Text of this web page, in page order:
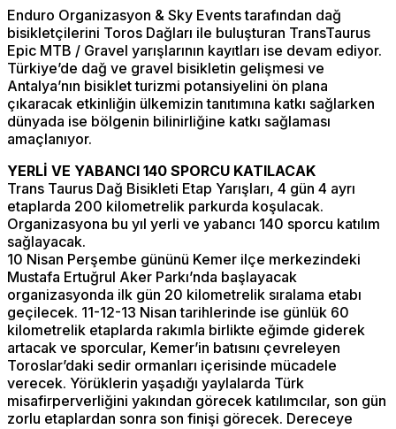
Enduro Organizasyon & Sky Events tarafından dağ
bisikletçilerini Toros Dağları ile buluşturan TransTaurus
Epic MTB / Gravel yarışlarının kayıtları ise devam ediyor.
Türkiye’de dağ ve gravel bisikletin gelişmesi ve
Antalya’nın bisiklet turizmi potansiyelini ön plana
çıkaracak etkinliğin ülkemizin tanıtımına katkı sağlarken
dünyada ise bölgenin bilinirliğine katkı sağlaması
amaçlanıyor.
YERLİ VE YABANCI 140 SPORCU KATILACAK
Trans Taurus Dağ Bisikleti Etap Yarışları, 4 gün 4 ayrı
etaplarda 200 kilometrelik parkurda koşulacak.
Organizasyona bu yıl yerli ve yabancı 140 sporcu katılım
sağlayacak.
10 Nisan Perşembe gününü Kemer ilçe merkezindeki
Mustafa Ertuğrul Aker Parkı’nda başlayacak
organizasyonda ilk gün 20 kilometrelik sıralama etabı
geçilecek. 11-12-13 Nisan tarihlerinde ise günlük 60
kilometrelik etaplarda rakımla birlikte eğimde giderek
artacak ve sporcular, Kemer’in batısını çevreleyen
Toroslar’daki sedir ormanları içerisinde mücadele
verecek. Yörüklerin yaşadığı yaylalarda Türk
misafirperverliğini yakından görecek katılımcılar, son gün
zorlu etaplardan sonra son finişi görecek. Dereceye